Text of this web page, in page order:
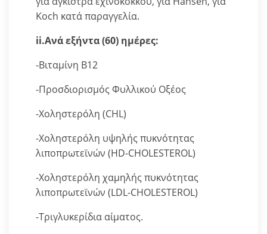
Koch κατά παραγγελία.
ii.Ανά εξήντα (60) ημέρες:
-Βιταμίνη Β12
-Προσδιορισμός Φυλλικού Οξέος
-Χοληστερόλη (CHL)
-Χοληστερόλη υψηλής πυκνότητας
λιποπρωτεϊνών (HD-CHOLESTEROL)
-Χοληστερόλη χαμηλής πυκνότητας
λιποπρωτεϊνών (LDL-CHOLESTEROL)
-Τριγλυκερίδια αίματος.